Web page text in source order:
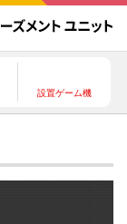
設置ゲーム機